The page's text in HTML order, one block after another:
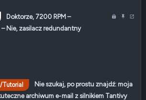
y
Doktorze, 7200 RPM –
Nie, zasilacz redundantny
Tutorial
Nie szukaj, po prostu znajdź: moja
archiwum e‑mail z silnikiem Tantivy